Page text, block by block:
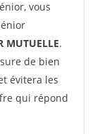
vous
MUTUELLE.
de bien
évitera les
qui répond